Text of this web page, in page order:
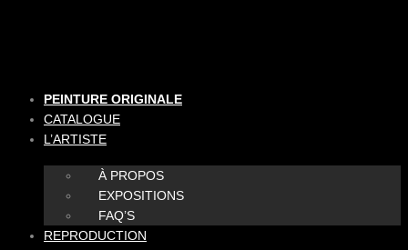
PEINTURE ORIGINALE
CATALOGUE
L’ARTISTE
À PROPOS
EXPOSITIONS
FAQ’S
REPRODUCTION